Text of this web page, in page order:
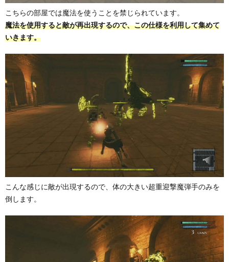
こちらの部屋では魔法を使うことを禁じられています。
魔法を使用すると敵が再出現するので、この仕様を利用して集めて
いきます。
こんな感じに敵が出現するので、体の大きい超重迎撃魔弾手のみを
倒します。